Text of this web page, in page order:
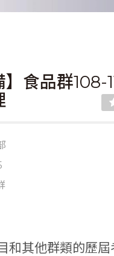
】食品群108-
和其他群類的歷屆